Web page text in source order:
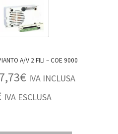
BUILDING KIT: BASE IMPIANTO A/V 2 FILI – COE 9000
€ IVA INCLUSA
IVA ESCLUSA